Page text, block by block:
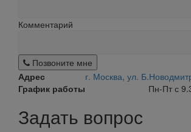
Комментарий
Позвоните мне
Адрес
г. Москва, ул.
График работы
Пн-Пт с
Задать вопрос